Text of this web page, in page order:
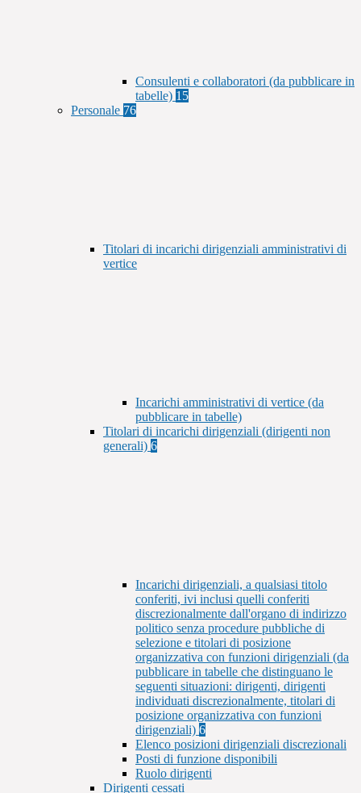
Consulenti e collaboratori (da pubblicare in
tabelle) 15
Personale 76
Titolari di incarichi dirigenziali amministrativi di
vertice
Incarichi amministrativi di vertice (da
pubblicare in tabelle)
Titolari di incarichi dirigenziali (dirigenti non
generali) 6
Incarichi dirigenziali, a qualsiasi titolo
conferiti, ivi inclusi quelli conferiti
discrezionalmente dall'organo di indirizzo
politico senza procedure pubbliche di
selezione e titolari di posizione
organizzativa con funzioni dirigenziali (da
pubblicare in tabelle che distinguano le
seguenti situazioni: dirigenti, dirigenti
individuati discrezionalmente, titolari di
posizione organizzativa con funzioni
dirigenziali) 6
Elenco posizioni dirigenziali discrezionali
Posti di funzione disponibili
Ruolo dirigenti
Dirigenti cessati